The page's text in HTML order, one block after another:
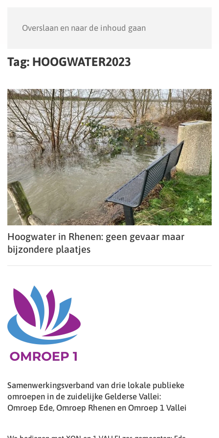
Overslaan en naar de inhoud gaan
Tag: HOOGWATER2023
Hoogwater in Rhenen: geen gevaar maar
bijzondere plaatjes
Samenwerkingsverband van drie lokale publieke
omroepen in de zuidelijke Gelderse Vallei:
Omroep Ede, Omroep Rhenen en Omroep 1 Vallei